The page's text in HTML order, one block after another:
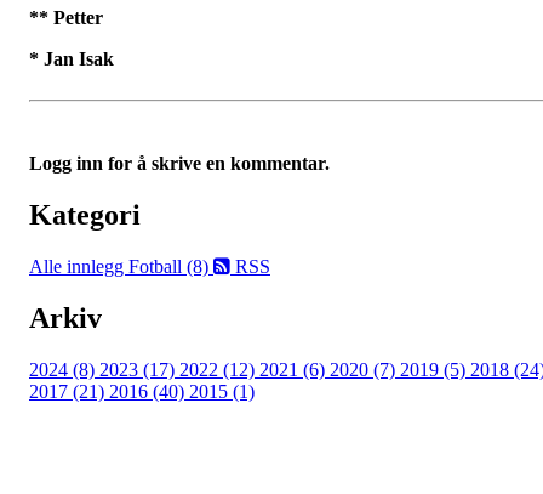
** Petter
* Jan Isak
Logg inn for å skrive en kommentar.
Kategori
Alle innlegg Fotball (8) RSS
Arkiv
2024 (8) 2023 (17) 2022 (12) 2021 (6) 2020 (7) 2019 (5) 2018
2017 (21) 2016 (40) 2015 (1)